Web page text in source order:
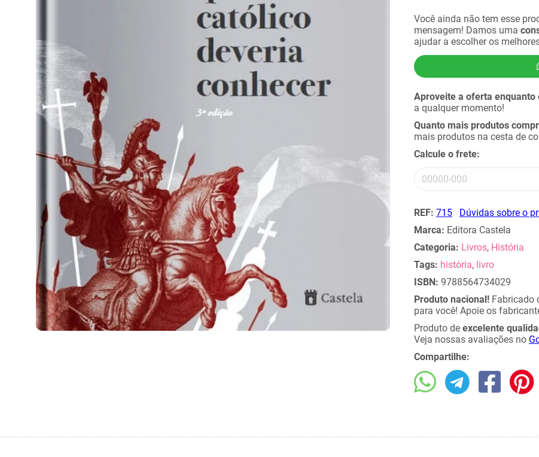
Você ainda não tem esse
mensagem! Damos uma
ajudar a escolher os
Aproveite a oferta enquanto
a qualquer momento!
Quanto mais produtos
mais produtos na cesta de
Calcule o frete:
REF: 715
Dúvidas sobre o
Marca: Editora Castela
Categoria: Livros, História
Tags: história, livro
ISBN: 9788564734029
Produto nacional! Fabricado
para você! Apoie os
Produto de excelente
Veja nossas avaliações no
Compartilhe: